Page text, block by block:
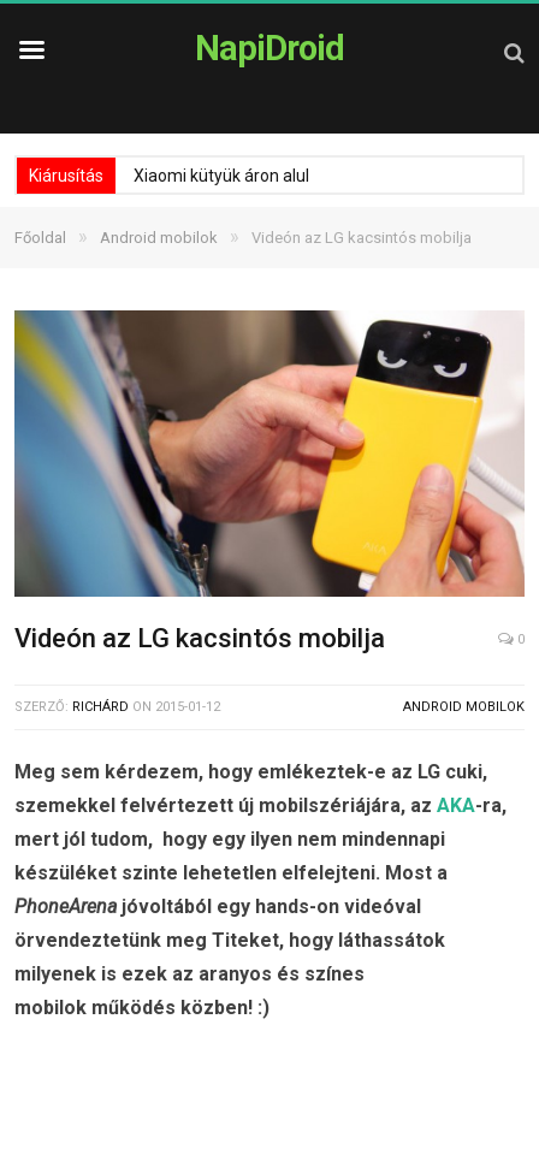
NapiDroid
Kiárusítás Xiaomi kütyük áron alul
Főoldal » Android mobilok » Videón az LG kacsintós mobilja
Videón az LG kacsintós mobilja 0
SZERZŐ: RICHÁRD ON 2015-01-12 ANDROID MOBILOK
Meg sem kérdezem, hogy emlékeztek-e az LG cuki,
szemekkel felvértezett új mobilszériájára, az AKA-ra,
mert jól tudom, hogy egy ilyen nem mindennapi
készüléket szinte lehetetlen elfelejteni. Most a
PhoneArena jóvoltából egy hands-on videóval
örvendeztetünk meg Titeket, hogy láthassátok
milyenek is ezek az aranyos és színes
mobilok működés közben! :)